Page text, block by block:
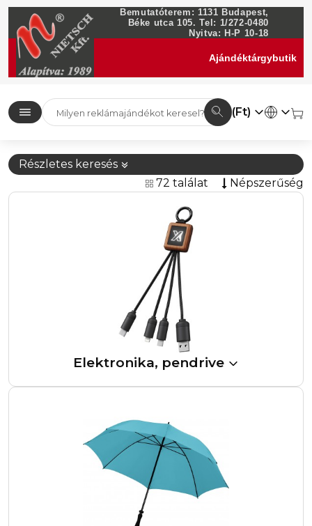
Bemutatóterem: 1131 Budapest,
Béke utca 105. Tel: 1/272-0480
Nyitva: H-P 10-18
Ajándéktárgybutik
(Ft)
Részletes keresés
72 találat
Népszerűség
Elektronika, pendrive